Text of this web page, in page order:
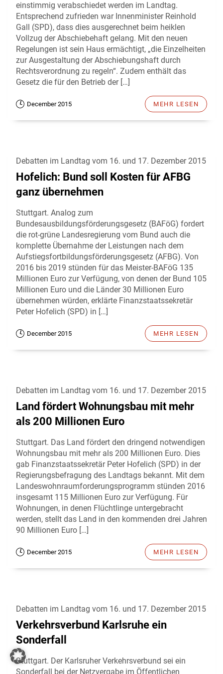
einstimmig verabschiedet werden im Landtag.
Entsprechend zufrieden war Innenminister Reinhold
Gall (SPD), dass dies ausgerechnet beim heiklen
Vollzug der Abschiebehaft gelang. Mit den neuen
Regelungen ist sein Haus ermächtigt, „die Einzelheiten
zur Ausgestaltung der Abschiebungshaft durch
Rechtsverordnung zu regeln“. Zudem enthält das
Gesetz die für den Betrieb der […]
December 2015 MEHR LESEN
Debatten im Landtag vom 16. und 17. Dezember 2015
Hofelich: Bund soll Kosten für AFBG
ganz übernehmen
Stuttgart. Analog zum
Bundesausbildungsförderungsgesetz (BAFöG) fordert
die rot-grüne Landesregierung vom Bund auch die
komplette Übernahme der Leistungen nach dem
Aufstiegsfortbildungsförderungsgesetz (AFBG). Von
2016 bis 2019 stünden für das Meister-BAFöG 135
Millionen Euro zur Verfügung, von denen der Bund 105
Millionen Euro und die Länder 30 Millionen Euro
übernehmen würden, erklärte Finanzstaatssekretär
Peter Hofelich (SPD) in […]
December 2015 MEHR LESEN
Debatten im Landtag vom 16. und 17. Dezember 2015
Land fördert Wohnungsbau mit mehr
als 200 Millionen Euro
Stuttgart. Das Land fördert den dringend notwendigen
Wohnungsbau mit mehr als 200 Millionen Euro. Dies
gab Finanzstaatssekretär Peter Hofelich (SPD) in der
Regierungsbefragung des Landtags bekannt. Mit dem
Landeswohnraumforderungsprogramm stünden 2016
insgesamt 115 Millionen Euro zur Verfügung. Für
Wohnungen, in denen Flüchtlinge untergebracht
werden, stellt das Land in den kommenden drei Jahren
90 Millionen Euro […]
December 2015 MEHR LESEN
Debatten im Landtag vom 16. und 17. Dezember 2015
Verkehrsverbund Karlsruhe ein
Sonderfall
Stuttgart. Der Karlsruher Verkehrsverbund sei ein
Sonderfall bei der Netzvergabe im Öffentlichen